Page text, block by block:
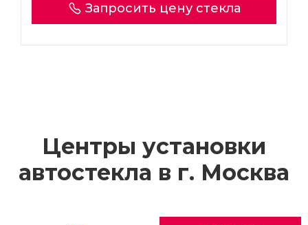
Запросить цену стекла
Центры установки
автостекла в г. Москва